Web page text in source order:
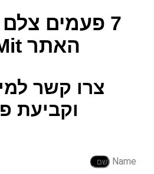
7 פעמים צלם השנה
האתר Mit4Mit
צרו קשר
וקביעת
Name